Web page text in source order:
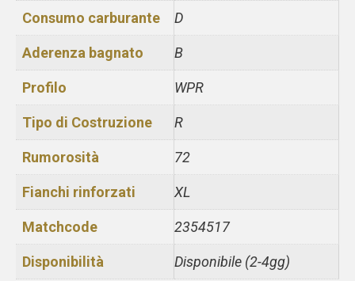
Consumo carburante D
Aderenza bagnato B
Profilo WPR
Tipo di Costruzione R
Rumorosità 72
Fianchi rinforzati XL
Matchcode 2354517
Disponibilità Disponibile (2-4gg)